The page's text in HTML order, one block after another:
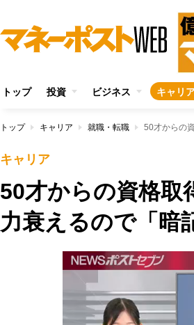
トップ 投資 ビジネス キャリ
トップ キャリア 就職・転職
キャリア
50才からの資格
力衰えるので「暗